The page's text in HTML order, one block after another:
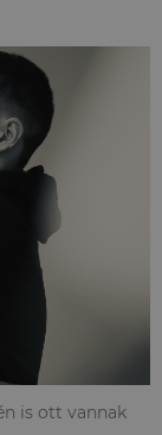
is ott vannak